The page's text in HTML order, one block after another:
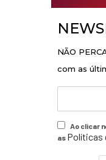
NÃO
com as
Ao clicar
as Políticas